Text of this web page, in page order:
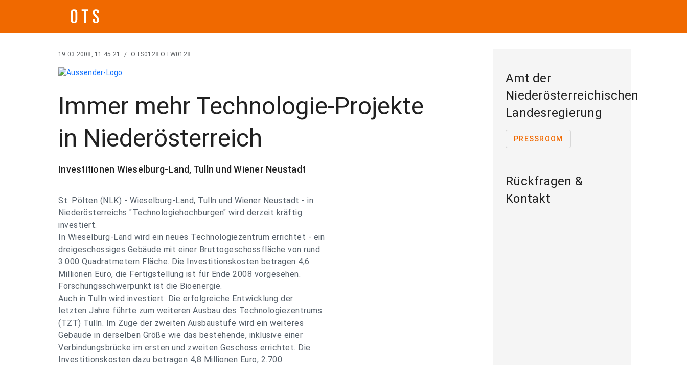
19.03.2008, 11:45:21 / OTS0128 OTW0128
Immer mehr Technologie-Projekte
in Niederösterreich
Investitionen Wieselburg-Land, Tulln und Wiener Neustadt
St. Pölten (NLK) - Wieselburg-Land, Tulln und Wiener Neustadt - in
Niederösterreichs "Technologiehochburgen" wird derzeit kräftig
investiert.
In Wieselburg-Land wird ein neues Technologiezentrum errichtet - ein
dreigeschossiges Gebäude mit einer Bruttogeschossfläche von rund
3.000 Quadratmetern Fläche. Die Investitionskosten betragen 4,6
Millionen Euro, die Fertigstellung ist für Ende 2008 vorgesehen.
Forschungsschwerpunkt ist die Bioenergie.
Auch in Tulln wird investiert: Die erfolgreiche Entwicklung der
letzten Jahre führte zum weiteren Ausbau des Technologiezentrums
(TZT) Tulln. Im Zuge der zweiten Ausbaustufe wird ein weiteres
Gebäude in derselben Größe wie das bestehende, inklusive einer
Verbindungsbrücke im ersten und zweiten Geschoss errichtet. Die
Investitionskosten dazu betragen 4,8 Millionen Euro, 2.700
Amt der
Niederösterreichischen
Landesregierung
PRESSROOM
Rückfragen &
Kontakt